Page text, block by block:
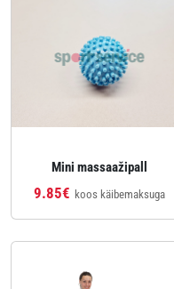
Mini massaažipall
9.85€ koos käibemaksuga